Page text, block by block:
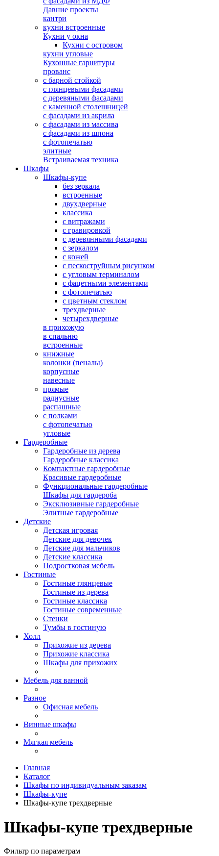
Давние проекты
кантри
кухни встроенные
Кухни у окна
Кухни с островом
кухни угловые
Кухонные гарнитуры
прованс
с барной стойкой
с глянцевыми фасадами
с деревяными фасадами
с каменной столешницей
с фасадами из акрила
с фасадами из массива
с фасадами из шпона
с фотопечатью
элитные
Встраиваемая техника
Шкафы
Шкафы-купе
без зеркала
встроенные
двухдверные
классика
с витражами
с гравировкой
с деревянными фасадами
с зеркалом
с кожей
с пескоструйным рисунком
с угловым терминалом
с фацетными элементами
с фотопечатью
с цветным стеклом
трехдверные
четырехдверные
в прихожую
в спальню
встроенные
книжные
колонки (пеналы)
корпусные
навесные
прямые
радиусные
распашные
с полками
с фотопечатью
угловые
Гардеробные
Гардеробные из дерева
Гардеробные классика
Компактные гардеробные
Красивые гардеробные
Функциональные гардеробные
Шкафы для гардероба
Эксклюзивные гардеробные
Элитные гардеробные
Детские
Детская игровая
Детские для девочек
Детские для мальчиков
Детские классика
Подростковая мебель
Гостиные
Гостиные глянцевые
Гостиные из дерева
Гостиные классика
Гостиные современные
Стенки
Тумбы в гостиную
Холл
Прихожие из дерева
Прихожие классика
Шкафы для прихожих
Мебель для ванной
Разное
Офисная мебель
Винные шкафы
Мягкая мебель
Главная
Каталог
Шкафы по индивидуальным заказам
Шкафы-купе
Шкафы-купе трехдверные
Шкафы-купе трехдверные
Фильтр по параметрам